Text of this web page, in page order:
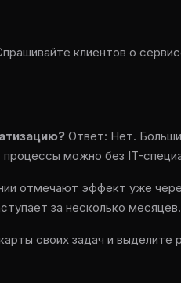
клиентов о
Ответ: Нет.
можно без IT-
отмечают эффект уже
за несколько месяцев.
своих задач и выделите